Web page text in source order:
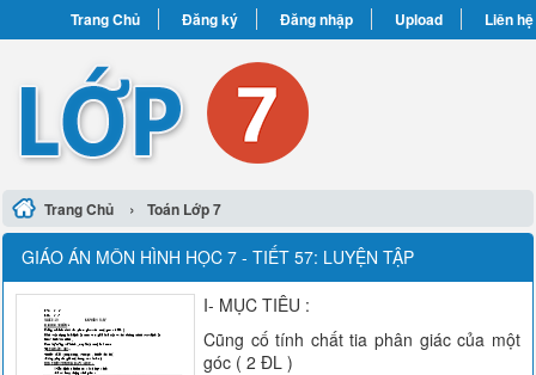
Trang Chủ Đăng ký Đăng nhập Upload Liên hệ
Trang Chủ › Toán Lớp 7
GIÁO ÁN MÔN HÌNH HỌC 7 - TIẾT 57: LUYỆN TẬP
I- MỤC TIÊU :
Cũng cố tính chất tia phân giác của một
góc ( 2 ĐL )